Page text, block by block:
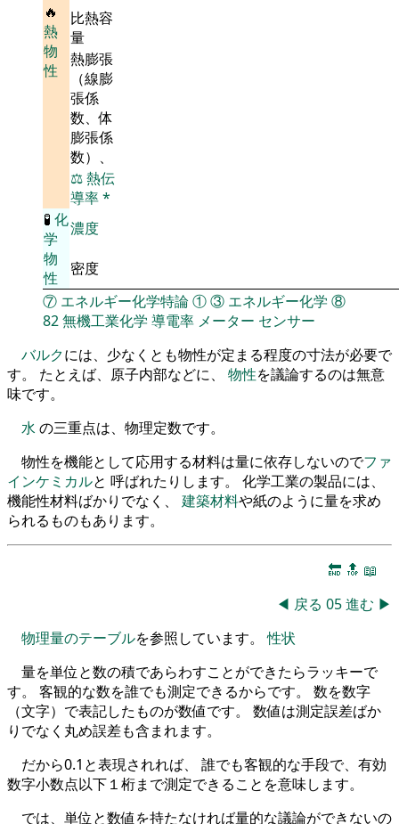
🔥
熱
物
性
比熱容
量
熱膨張
（線膨
張係
数、体
膨張係
数）、
⚖️熱伝
導率*
🧪 化
学
物
性
濃度
密度
⑦ エネルギー化学特論①③ エネルギー化学 ⑧
82無機工業化学 導電率 メーター センサー
バルクには、少なくとも物性が定まる程度の寸法が必要で
す。 たとえば、原子内部などに、 物性を議論するのは無意
味です。
水 の三重点は、物理定数です。
物性を機能として応用する材料は量に依存しないのでファ
インケミカルと 呼ばれたりします。 化学工業の製品には、
機能性材料ばかりでなく、 建築材料や紙のように量を求め
られるものもあります。
🔚 🔝 📖
◀ 戻る 05進む ▶
物理量のテーブルを参照しています。性状
量を単位と数の積であらわすことができたらラッキーで
す。 客観的な数を誰でも測定できるからです。 数を数字
（文字）で表記したものが数値です。 数値は測定誤差ばか
りでなく丸め誤差も含まれます。
だから0.1と表現されれば、 誰でも客観的な手段で、有効
数字小数点以下１桁まで測定できることを意味します。
では、単位と数値を持たなければ量的な議論ができないの